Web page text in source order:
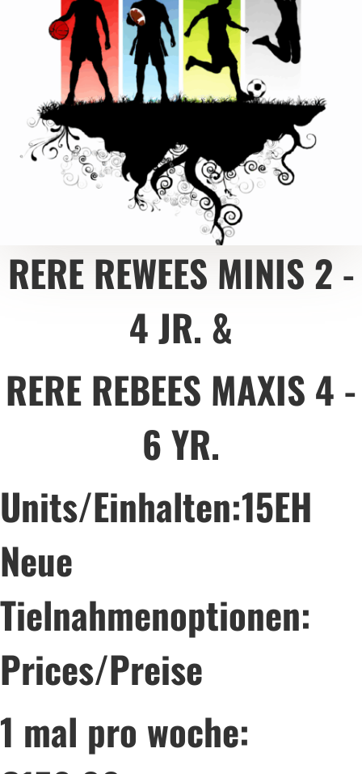
RERE REWEES MINIS 2 -
4 JR. &
RERE REBEES MAXIS 4 -
6 YR.
Units/Einhalten:15EH
Neue
Tielnahmenoptionen:
Prices/Preise
1 mal pro woche: